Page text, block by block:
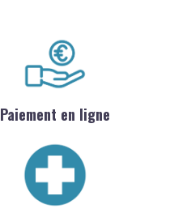
Paiement en ligne